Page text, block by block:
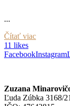
...
Čítať viac
11 likes
FacebookInstagram
Zuzana
Ľuda Zúbka 3168/